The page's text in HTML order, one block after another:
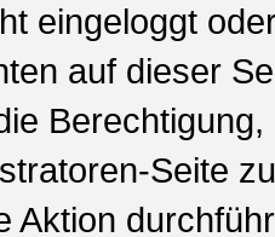
eingeloggt
auf dieser
Seite
Aktion